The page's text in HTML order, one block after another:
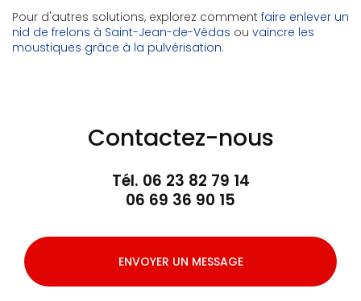
Pour d'autres solutions, explorez comment faire enlever un
nid de frelons à Saint-Jean-de-Védas ou vaincre les
moustiques grâce à la pulvérisation.
Contactez-nous
Tél. 06 23 82 79 14
06 69 36 90 15
ENVOYER UN MESSAGE